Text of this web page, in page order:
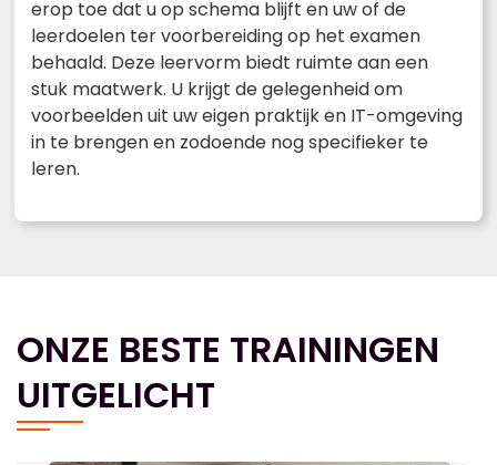
erop toe dat u op schema blijft en uw of de
leerdoelen ter voorbereiding op het examen
behaald. Deze leervorm biedt ruimte aan een
stuk maatwerk. U krijgt de gelegenheid om
voorbeelden uit uw eigen praktijk en IT-omgeving
in te brengen en zodoende nog specifieker te
leren.
ONZE BESTE TRAININGEN
UITGELICHT